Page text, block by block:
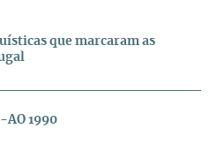
que marcaram as
1990